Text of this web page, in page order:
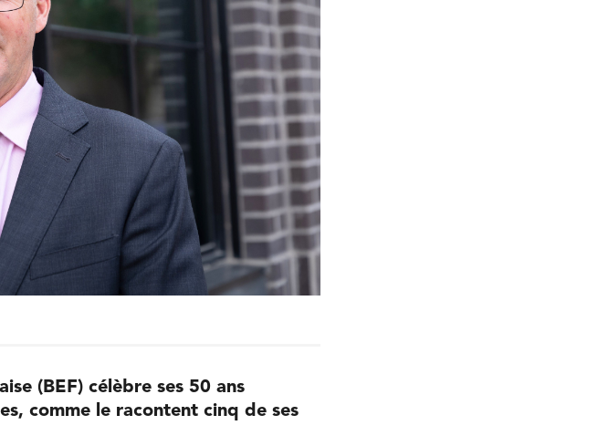
(BEF) célèbre ses 50 ans
comme le racontent cinq de ses